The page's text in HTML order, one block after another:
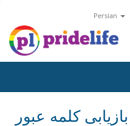
Persian
بازیابی کلمه عبور